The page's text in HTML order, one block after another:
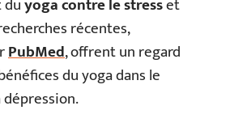
récentes,
PubMed, offrent un regard
du yoga dans le